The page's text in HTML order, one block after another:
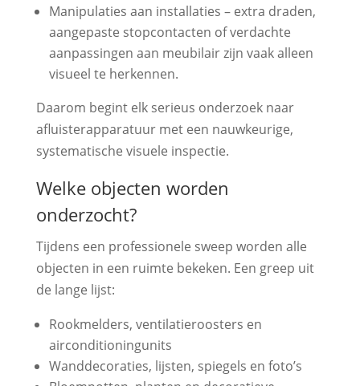
Manipulaties aan installaties – extra draden,
aangepaste stopcontacten of verdachte
aanpassingen aan meubilair zijn vaak alleen
visueel te herkennen.
Daarom begint elk serieus onderzoek naar
afluisterapparatuur met een nauwkeurige,
systematische visuele inspectie.
Welke objecten worden
onderzocht?
Tijdens een professionele sweep worden alle
objecten in een ruimte bekeken. Een greep uit
de lange lijst:
Rookmelders, ventilatieroosters en
airconditioningunits
Wanddecoraties, lijsten, spiegels en foto’s